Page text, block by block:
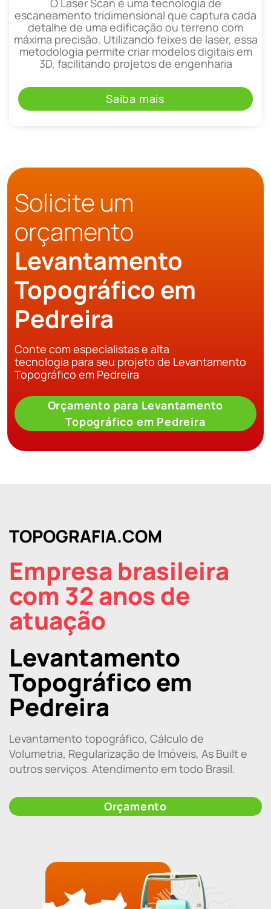
escaneamento tridimensional que captura cada
detalhe de uma edificação ou terreno com
máxima precisão. Utilizando feixes de laser, essa
metodologia permite criar modelos digitais em
3D, facilitando projetos de engenharia
Saiba mais
Solicite um
orçamento
Levantamento
Topográfico em
Pedreira
Conte com especialistas e alta
tecnologia para seu projeto de Levantamento
Topográfico em Pedreira
Orçamento para Levantamento
Topográfico em Pedreira
TOPOGRAFIA.COM
Empresa brasileira
com 32 anos de
atuação
Levantamento
Topográfico em
Pedreira
Levantamento topográfico, Cálculo de
Volumetria, Regularização de Imóveis, As Built e
outros serviços. Atendimento em todo Brasil.
Orçamento